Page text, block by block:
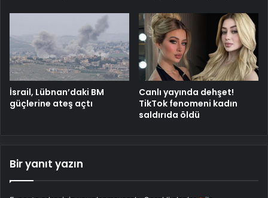
İsrail, Lübnan’daki BM
güçlerine ateş açtı
Canlı yayında dehşet!
TikTok fenomeni kadın
saldırıda öldü
Bir yanıt yazın